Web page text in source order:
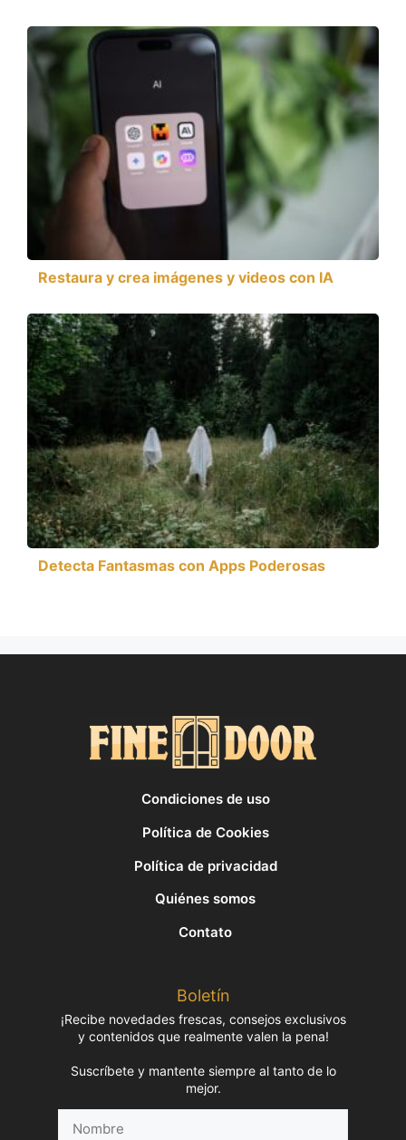
Restaura y crea imágenes y videos con IA
Detecta Fantasmas con Apps Poderosas
Condiciones de uso
Política de Cookies
Política de privacidad
Quiénes somos
Contato
Boletín
¡Recibe novedades frescas, consejos exclusivos
y contenidos que realmente valen la pena!
Suscríbete y mantente siempre al tanto de lo
mejor.